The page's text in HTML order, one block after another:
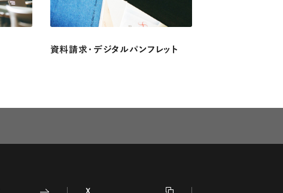
資料請求・デジタルパンフレット
X